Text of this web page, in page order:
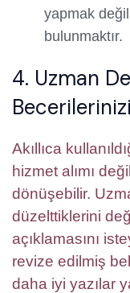
yapmak
bulunmaktır.
4. Uzman
Akıllıca
hizmet alımı
dönüşebilir.
düzelttiklerini
açıklamasını
revize edilmiş
daha iyi yazılar